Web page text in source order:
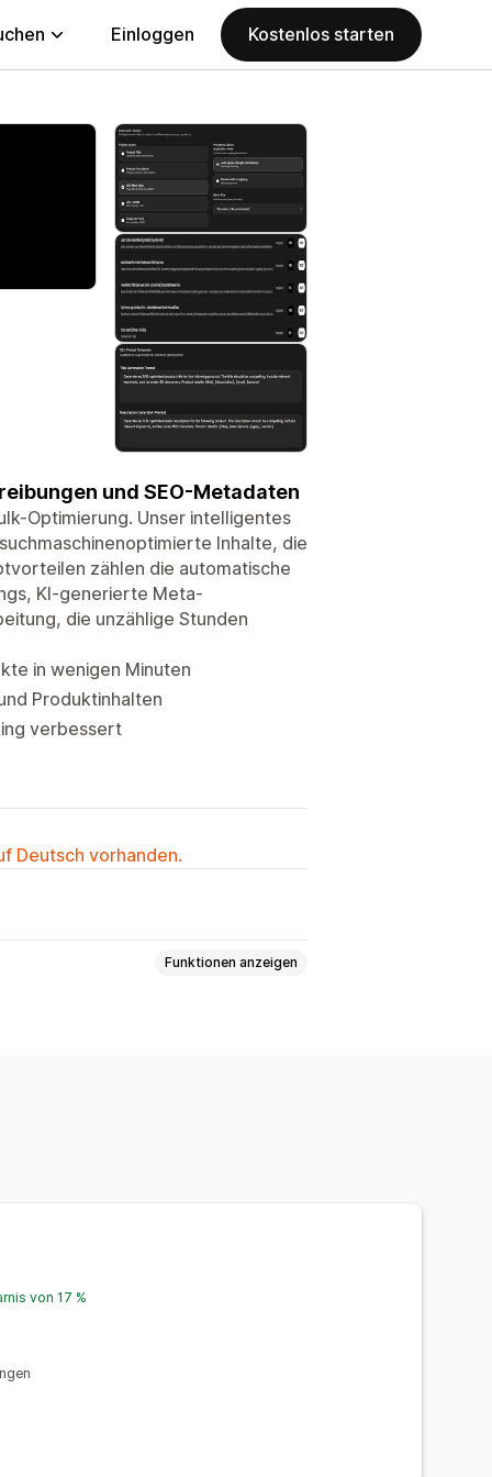
Einloggen Kostenlos starten
und SEO-Metadaten
Optimierung. Unser intelligentes
Inhalte, die
zählen die automatische
KI-generierte Meta-
die unzählige Stunden
in wenigen Minuten
Produktinhalten
verbessert
Deutsch vorhanden.
Funktionen anzeigen
von 17 %